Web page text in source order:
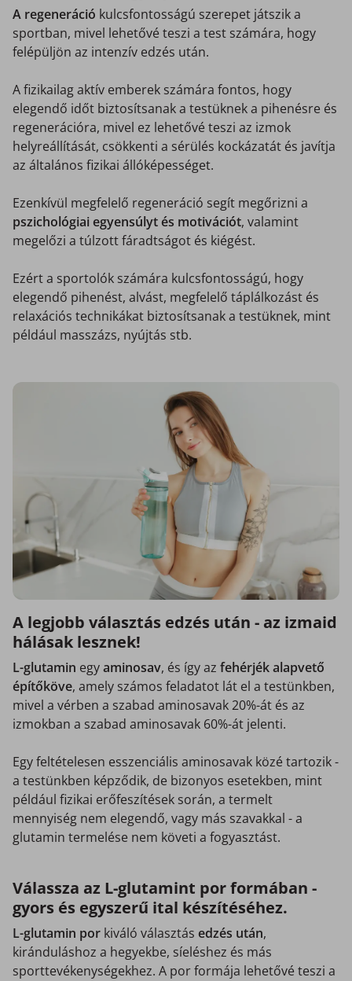
A regeneráció kulcsfontosságú szerepet játszik a
sportban, mivel lehetővé teszi a test számára, hogy
felépüljön az intenzív edzés után.
A fizikailag aktív emberek számára fontos, hogy
elegendő időt biztosítsanak a testüknek a pihenésre és
regenerációra, mivel ez lehetővé teszi az izmok
helyreállítását, csökkenti a sérülés kockázatát és javítja
az általános fizikai állóképességet.
Ezenkívül megfelelő regeneráció segít megőrizni a
pszichológiai egyensúlyt és motivációt, valamint
megelőzi a túlzott fáradtságot és kiégést.
Ezért a sportolók számára kulcsfontosságú, hogy
elegendő pihenést, alvást, megfelelő táplálkozást és
relaxációs technikákat biztosítsanak a testüknek, mint
például masszázs, nyújtás stb.
A legjobb választás edzés után - az izmaid
hálásak lesznek!
L-glutamin egyaminosav, és így az fehérjék alapvető
építőköve, amely számos feladatot lát el a testünkben,
mivel a vérben a szabad aminosavak 20%-át és az
izmokban a szabad aminosavak 60%-át jelenti.
Egy feltételesen esszenciális aminosavak közé tartozik -
a testünkben képződik, de bizonyos esetekben, mint
például fizikai erőfeszítések során, a termelt
mennyiség nem elegendő, vagy más szavakkal - a
glutamin termelése nem követi a fogyasztást.
Válassza az L-glutamint por formában -
gyors és egyszerű ital készítéséhez.
L-glutamin por kiváló választás edzés után,
kiránduláshoz a hegyekbe, síeléshez és más
sporttevékenységekhez. A por formája lehetővé teszi a